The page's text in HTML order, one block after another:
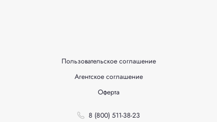
Пользовательское соглашение
Агентское соглашение
Оферта
8 (800) 511-38-23